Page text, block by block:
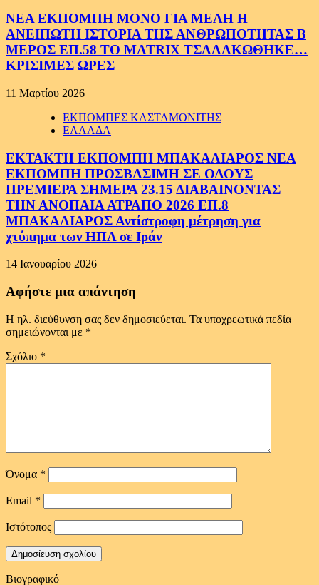
ΝΕΑ ΕΚΠΟΜΠΗ ΜΟΝΟ ΓΙΑ ΜΕΛΗ Η
ΑΝΕΙΠΩΤΗ ΙΣΤΟΡΙΑ ΤΗΣ ΑΝΘΡΩΠΟΤΗΤΑΣ Β
ΜΕΡΟΣ ΕΠ.58 ΤΟ MATRIX ΤΣΑΛΑΚΩΘΗΚΕ…
ΚΡΙΣΙΜΕΣ ΩΡΕΣ
11 Μαρτίου 2026
ΕΚΠΟΜΠΕΣ ΚΑΣΤΑΜΟΝΙΤΗΣ
ΕΛΛΑΔΑ
ΕΚΤΑΚΤΗ ΕΚΠΟΜΠΗ ΜΠΑΚΑΛΙΑΡΟΣ ΝΕΑ
ΕΚΠΟΜΠΗ ΠΡΟΣΒΑΣΙΜΗ ΣΕ ΟΛΟΥΣ
ΠΡΕΜΙΕΡΑ ΣΗΜΕΡΑ 23.15 ΔΙΑΒΑΙΝΟΝΤΑΣ
ΤΗΝ ΑΝΟΠΑΙΑ ΑΤΡΑΠΟ 2026 ΕΠ.8
ΜΠΑΚΑΛΙΑΡΟΣ Αντίστροφη μέτρηση για
χτύπημα των ΗΠΑ σε Ιράν
14 Ιανουαρίου 2026
Αφήστε μια απάντηση
Η ηλ. διεύθυνση σας δεν δημοσιεύεται. Τα υποχρεωτικά πεδία
σημειώνονται με *
Σχόλιο *
Όνομα *
Email *
Ιστότοπος
Βιογραφικό